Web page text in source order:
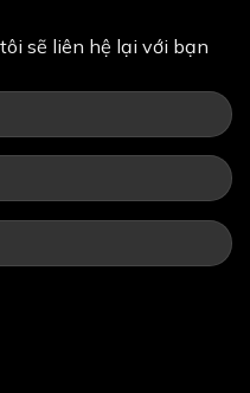
sẽ liên hệ lại với bạn